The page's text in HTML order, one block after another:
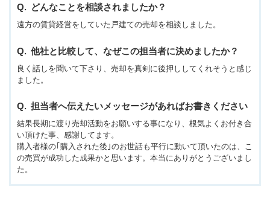
どんなことを相談されましたか？
遠方の賃貸経営をしていた戸建ての売却を相談しました。
他社と比較して、なぜこの担当者に決めましたか？
良く話しを聞いて下さり、売却を真剣に後押ししてくれそうと感じ
ました。
担当者へ伝えたいメッセージがあればお書きください
結果長期に渡り売却活動をお願いする事になり、根気よくお付き合
い頂けた事、感謝してます。
購入者様の｢購入された後｣のお世話も平行に動いて頂いたのは、こ
の売買が成功した成果かと思います。本当にありがとうございまし
た。